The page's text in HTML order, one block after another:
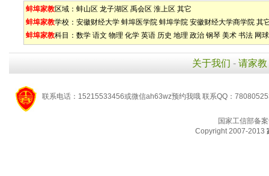
蚌埠家教区域： 蚌山区 龙子湖区 禹会区 淮上区 其它
蚌埠家教学校： 安徽财经大学 蚌埠医学院 蚌埠学院 安徽财经大学商学院 其
蚌埠家教科目： 数学 语文 物理 化学 英语 历史 地理 政治 钢琴 美术 书法 网球
关于我们 - 请家教
联系电话：15215533456或微信ah63wz预约我哦 联系QQ：
国家工信部备
Copyright 2007-2013